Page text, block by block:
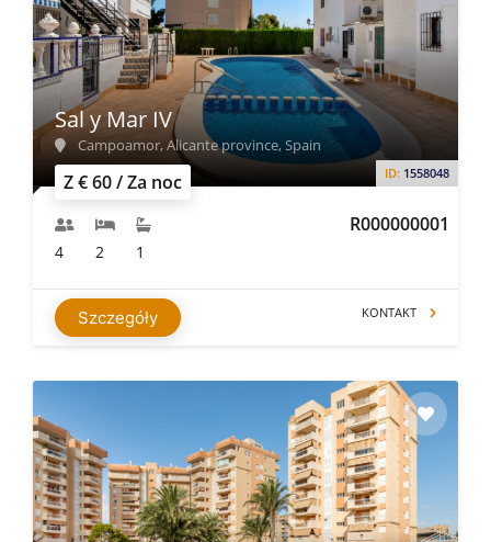
Z € 60 / Za noc ID: 1558048
R000000001
Sal y Mar IV
Campoamor, Alicante province, Spain
4 2 1
Szczegóły KONTAKT